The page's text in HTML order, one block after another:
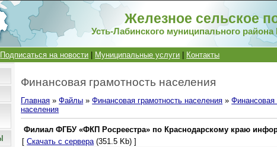
Железное сельское
Усть-Лабинского муниципального района
Подписаться на новости Муниципальные услуги Контакты
Финансовая грамотность населения
Главная »Файлы »Финансовая грамотность населения »Финансовая
населения
Филиал ФГБУ «ФКП Росреестра» по Краснодарскому краю
[Скачать с сервера(351.5 Kb) ]